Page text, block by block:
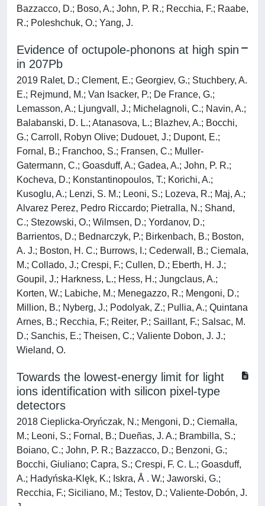
Bazzacco, D.; Boso, A.; John, P. R.; Recchia, F.; Raabe,
R.; Poleshchuk, O.; Yang, J.
Evidence of octupole-phonons at high spin
in 207Pb
2019 Ralet, D.; Clement, E.; Georgiev, G.; Stuchbery, A.
E.; Rejmund, M.; Van Isacker, P.; De France, G.;
Lemasson, A.; Ljungvall, J.; Michelagnoli, C.; Navin, A.;
Balabanski, D. L.; Atanasova, L.; Blazhev, A.; Bocchi,
G.; Carroll, Robyn Olive; Dudouet, J.; Dupont, E.;
Fornal, B.; Franchoo, S.; Fransen, C.; Muller-
Gatermann, C.; Goasduff, A.; Gadea, A.; John, P. R.;
Kocheva, D.; Konstantinopoulos, T.; Korichi, A.;
Kusoglu, A.; Lenzi, S. M.; Leoni, S.; Lozeva, R.; Maj, A.;
Alvarez Perez, Pedro Riccardo; Pietralla, N.; Shand,
C.; Stezowski, O.; Wilmsen, D.; Yordanov, D.;
Barrientos, D.; Bednarczyk, P.; Birkenbach, B.; Boston,
A. J.; Boston, H. C.; Burrows, I.; Cederwall, B.; Ciemala,
M.; Collado, J.; Crespi, F.; Cullen, D.; Eberth, H. J.;
Goupil, J.; Harkness, L.; Hess, H.; Jungclaus, A.;
Korten, W.; Labiche, M.; Menegazzo, R.; Mengoni, D.;
Million, B.; Nyberg, J.; Podolyak, Z.; Pullia, A.; Quintana
Arnes, B.; Recchia, F.; Reiter, P.; Saillant, F.; Salsac, M.
D.; Sanchis, E.; Theisen, C.; Valiente Dobon, J. J.;
Wieland, O.
Towards the lowest-energy limit for light
ions identification with silicon pixel-type
detectors
2018 Cieplicka-Oryńczak, N.; Mengoni, D.; Ciemałla,
M.; Leoni, S.; Fornal, B.; Dueñas, J. A.; Brambilla, S.;
Boiano, C.; John, P. R.; Bazzacco, D.; Benzoni, G.;
Bocchi, Giuliano; Capra, S.; Crespi, F. C. L.; Goasduff,
A.; Hadyńska-Klęk, K.; Iskra, Å . W.; Jaworski, G.;
Recchia, F.; Siciliano, M.; Testov, D.; Valiente-Dobón, J.